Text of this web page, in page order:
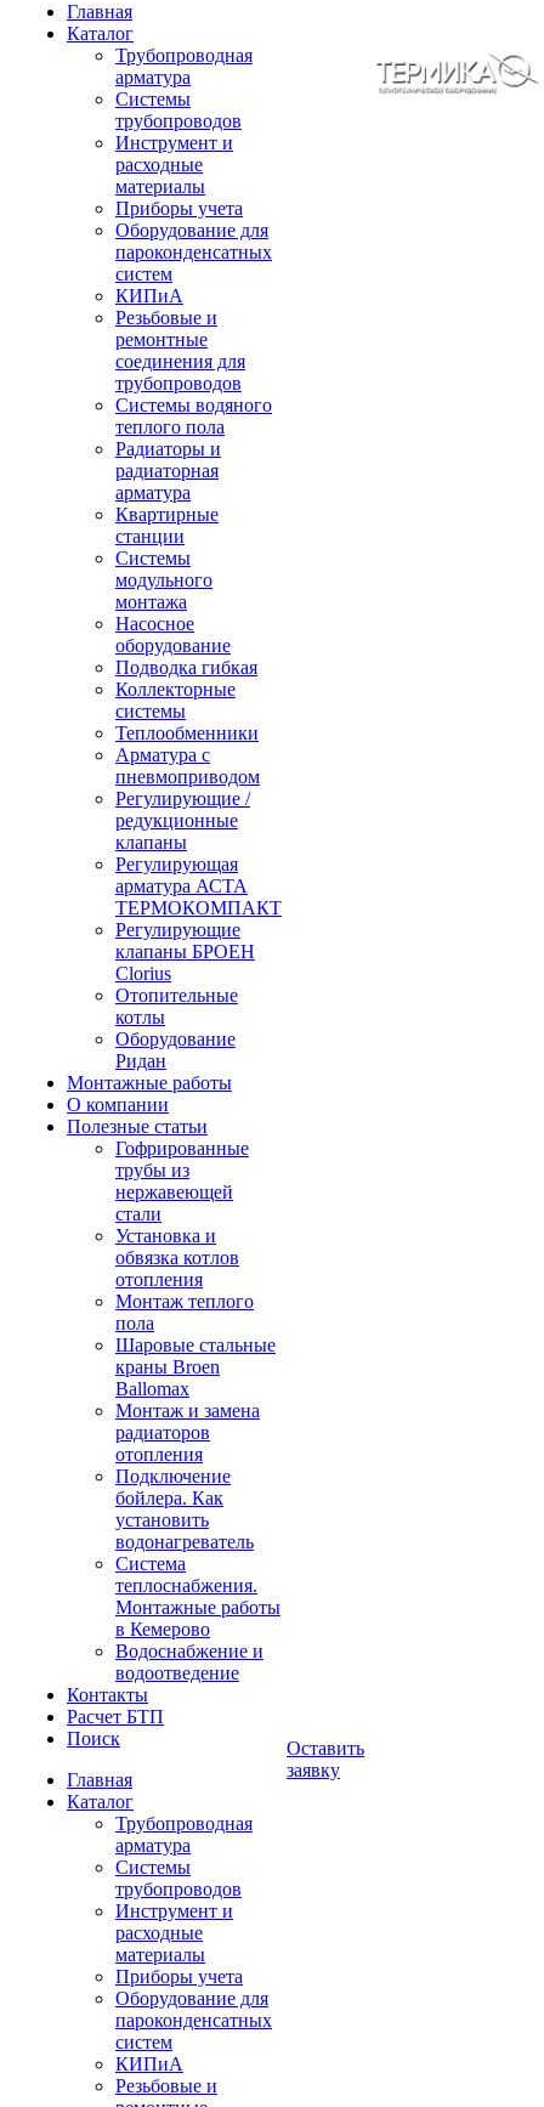
Главная
Каталог
Трубопроводная
арматура
Системы
трубопроводов
Инструмент и
расходные
материалы
Приборы учета
Оборудование для
пароконденсатных
систем
КИПиА
Резьбовые и
ремонтные
соединения для
трубопроводов
Системы водяного
теплого пола
Радиаторы и
радиаторная
арматура
Квартирные
станции
Системы
модульного
монтажа
Насосное
оборудование
Подводка гибкая
Коллекторные
системы
Теплообменники
Арматура с
пневмоприводом
Регулирующие /
редукционные
клапаны
Регулирующая
арматура АСТА
ТЕРМОКОМПАКТ
Регулирующие
клапаны БРОЕН
Clorius
Отопительные
котлы
Оборудование
Ридан
Монтажные работы
О компании
Полезные статьи
Гофрированные
трубы из
нержавеющей
стали
Установка и
обвязка котлов
отопления
Монтаж теплого
пола
Шаровые стальные
краны Broen
Ballomax
Монтаж и замена
радиаторов
отопления
Подключение
бойлера. Как
установить
водонагреватель
Система
теплоснабжения.
Монтажные работы
в Кемерово
Водоснабжение и
водоотведение
Контакты
Расчет БТП
Поиск
Главная
Каталог
Трубопроводная
арматура
Системы
трубопроводов
Инструмент и
расходные
материалы
Приборы учета
Оборудование для
пароконденсатных
систем
КИПиА
Резьбовые и
Оставить
заявку